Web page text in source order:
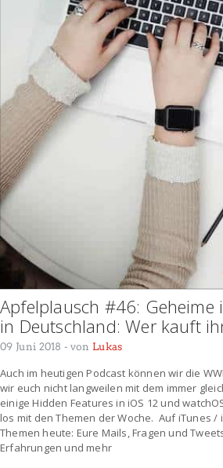
Apfelplausch #46: Geheime
in Deutschland: Wer kauft
09 Juni 2018 - von Lukas
Auch im heutigen Podcast können wir die
wir euch nicht langweilen mit dem immer
einige Hidden Features in iOS 12 und
los mit den Themen der Woche. Auf iTunes
Themen heute: Eure Mails, Fragen und
Erfahrungen und mehr